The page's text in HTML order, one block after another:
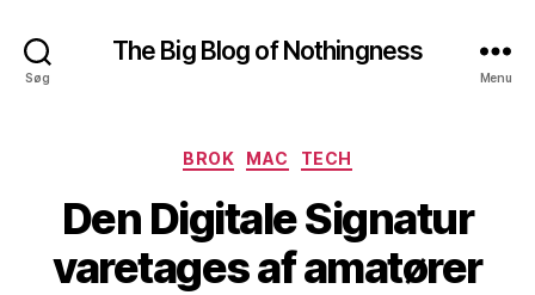
Søg
The Big Blog of Nothingness
Menu
Kategorier
BROK MAC TECH
Den Digitale Signatur
varetages af amatører